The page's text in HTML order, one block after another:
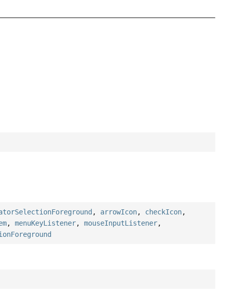
, arrowIcon, checkIcon,
,menuKeyListener,mouseInputListener,